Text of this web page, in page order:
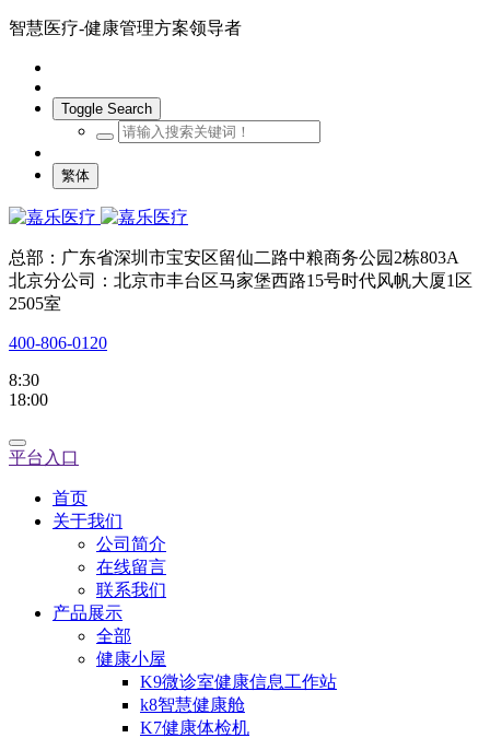
智慧医疗-健康管理方案领导者
Toggle Search
繁体
总部：广东省深圳市宝安区留仙二路中粮商务公园2栋803A
北京分公司：北京市丰台区马家堡西路15号时代风帆大厦1区
2505室
400-806-0120
8:30
18:00
平台入口
首页
关于我们
公司简介
在线留言
联系我们
产品展示
全部
健康小屋
K9微诊室健康信息工作站
k8智慧健康舱
K7健康体检机